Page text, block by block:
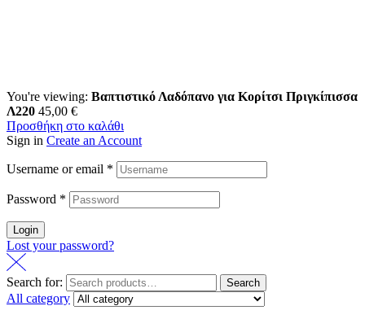
You're viewing: Βαπτιστικό Λαδόπανο για Κορίτσι Πριγκίπισσα
Λ220 45,00 €
Προσθήκη στο καλάθι
Sign in Create an Account
Username or email *
Password *
Login
Lost your password?
Search for: Search
All category